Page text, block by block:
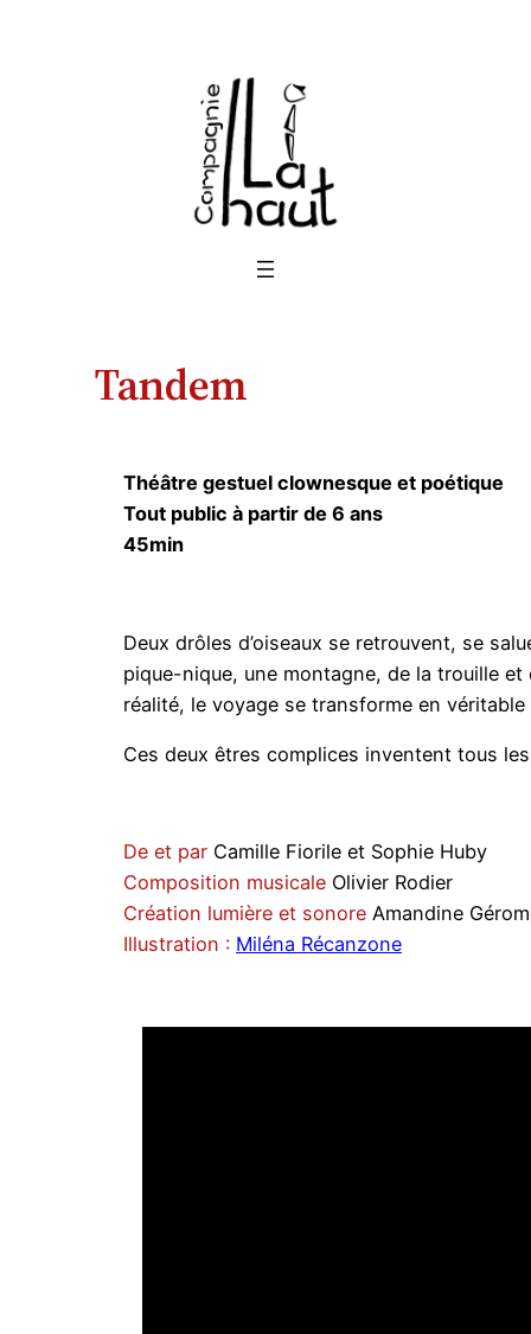
Tandem
Théâtre gestuel clownesque et poétique
Tout public à partir de 6 ans
45min
Deux drôles d’oiseaux se retrouvent, se
pique-nique, une montagne, de la trouille
réalité, le voyage se transforme en véritable
Ces deux êtres complices inventent tous
De et par Camille Fiorile et Sophie Huby
Composition musicale Olivier Rodier
Création lumière et sonore Amandine
Illustration : Miléna Récanzone